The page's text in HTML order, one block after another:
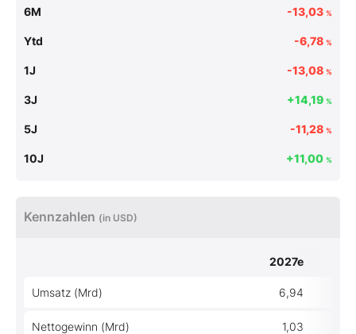
6M -13,03 %
Ytd -6,78 %
1J -13,08 %
3J +14,19 %
5J -11,28 %
10J +11,00 %
Kennzahlen (in USD)
2027e
Umsatz (Mrd) 6,94
Nettogewinn (Mrd) 1,03